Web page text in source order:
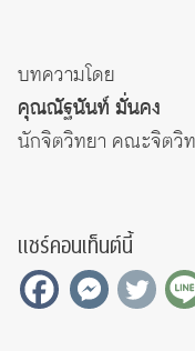
บทความโดย
คุณณัฐนันท์ มั่นคง
นักจิตวิทยา คณะจิตวิ
แชร์คอนเท็นต์นี้